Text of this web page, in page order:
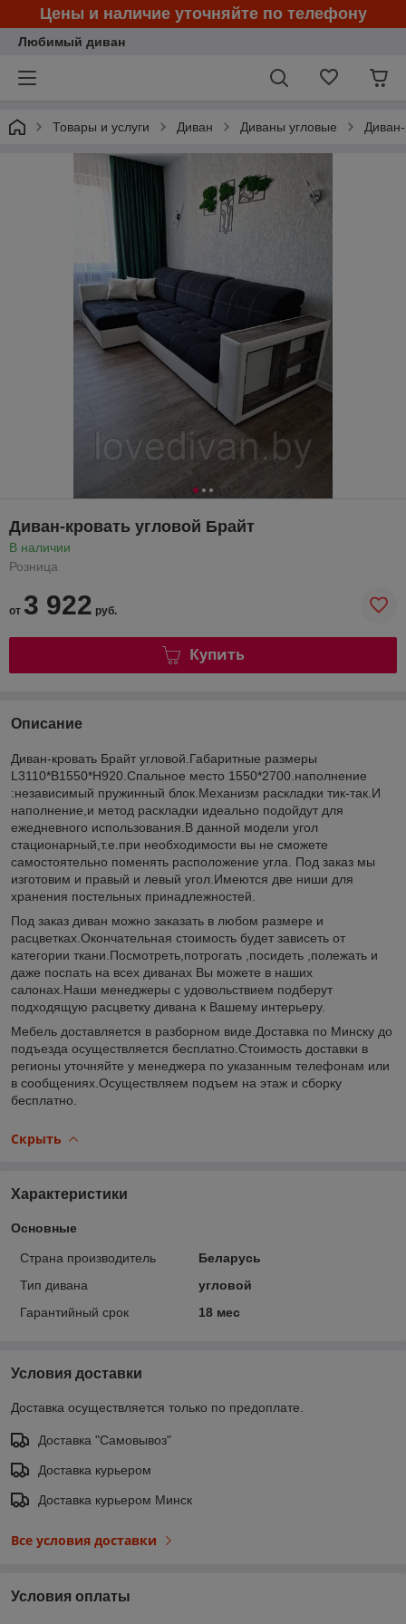
Цены и наличие уточняйте по телефону
Любимый диван
Товары и услуги Диван Диваны угловые
Диван-кровать угловой Брайт
В наличии
Розница
от 3 922 руб.
Купить
Описание
Диван-кровать Брайт угловой.Габаритные размеры
L3110*B1550*H920.Cпальное место 1550*2700.наполнение
:независимый пружинный блок.Механизм раскладки тик-так.И
наполнение,и метод раскладки идеально подойдут для
ежедневного использования.В данной модели угол
стационарный,т.е.при необходимости вы не сможете
самостоятельно поменять расположение угла. Под заказ мы
изготовим и правый и левый угол.Имеются две ниши для
хранения постельных принадлежностей.
Под заказ диван можно заказать в любом размере и
расцветках.Окончательная стоимость будет зависеть от
категории ткани.Посмотреть,потрогать ,посидеть ,полежать и
даже поспать на всех диванах Вы можете в наших
салонах.Наши менеджеры с удовольствием подберут
подходящую расцветку дивана к Вашему интерьеру.
Мебель доставляется в разборном виде.Доставка по Минску до
подъезда осуществляется бесплатно.Стоимость доставки в
регионы уточняйте у менеджера по указанным телефонам или
в сообщениях.Осуществляем подъем на этаж и сборку
бесплатно.
Скрыть
Характеристики
Основные
Страна производитель
Беларусь
Тип дивана
угловой
Гарантийный срок
18 мес
Условия доставки
Доставка осуществляется только по предоплате.
Доставка "Самовывоз"
Доставка курьером
Доставка курьером Минск
Все условия доставки
Условия оплаты